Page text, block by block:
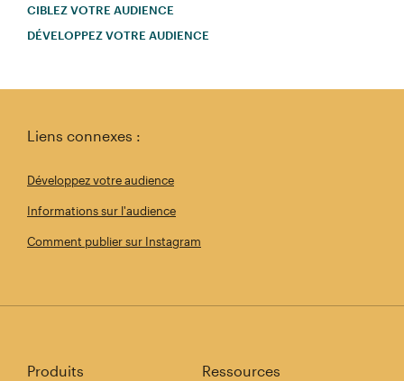
CIBLEZ VOTRE AUDIENCE
DÉVELOPPEZ VOTRE AUDIENCE
Liens connexes :
Développez votre audience
Informations sur l'audience
Comment publier sur Instagram
Produits Ressources